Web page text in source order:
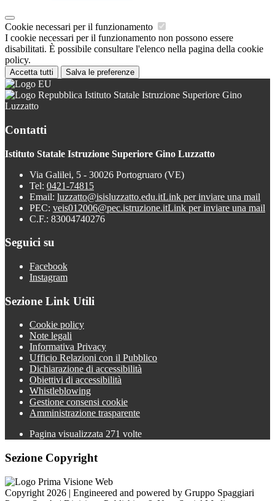
Cookie necessari per il funzionamento
I cookie necessari per il funzionamento non possono essere
disabilitati. È possibile consultare l'elenco nella pagina della cookie
policy.
Accetta tutti Salva le preferenze
Istituto Statale Istruzione Superiore Gino
Luzzatto
Contatti
Istituto Statale Istruzione Superiore Gino Luzzatto
Via Galilei, 5 - 30026 Portogruaro (VE)
Tel: 0421-74815
Email: luzzatto@isisluzzatto.edu.itLink per inviare una mail
PEC: veis012006@pec.istruzione.itLink per inviare una mail
C.F.: 83004740276
Seguici su
Facebook
Instagram
Sezione Link Utili
Cookie policy
Note legali
Informativa Privacy
Ufficio Relazioni con il Pubblico
Dichiarazione di accessibilità
Obiettivi di accessibilità
Whistleblowing
Gestione consensi cookie
Amministrazione trasparente
Pagina visualizzata 271 volte
Sezione Copyright
Copyright 2026 | Engineered and powered by Gruppo Spaggiari